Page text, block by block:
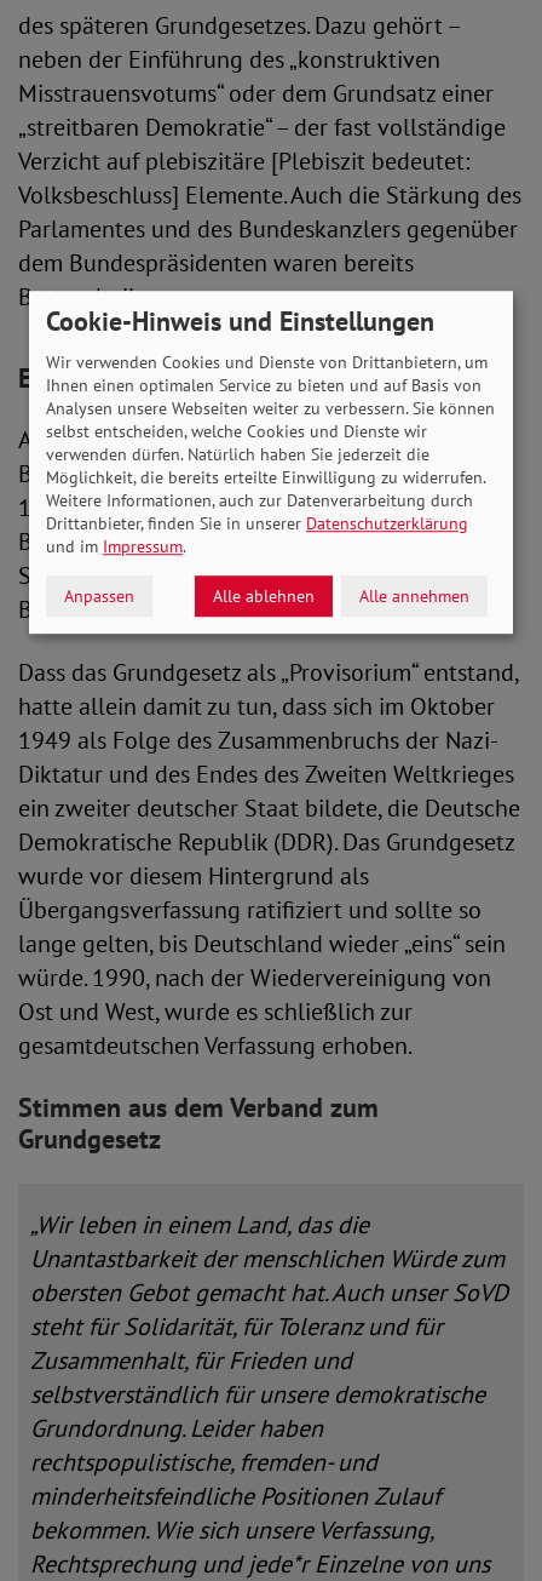
des späteren Grundgesetzes. Dazu gehört –
neben der Einführung des „konstruktiven
Misstrauensvotums“ oder dem Grundsatz einer
„streitbaren Demokratie“ – der fast vollständige
Verzicht auf plebiszitäre [Plebiszit bedeutet:
Volksbeschluss] Elemente. Auch die Stärkung des
Parlamentes und des Bundeskanzlers gegenüber
dem Bundespräsidenten waren bereits
Bestandteile.
Ein "Provisorium" wird 75
Auf dieser Grundlage wählt die erste
Bundesversammlung ein gutes Jahr später, am
12. September 1949, Theodor Heuss zum ersten
Bundespräsidenten; der Bundestag am 15.
September Konrad Adenauer zum ersten
Bundeskanzler.
Dass das Grundgesetz als „Provisorium“ entstand,
hatte allein damit zu tun, dass sich im Oktober
1949 als Folge des Zusammenbruchs der Nazi-
Diktatur und des Endes des Zweiten Weltkrieges
ein zweiter deutscher Staat bildete, die Deutsche
Demokratische Republik (DDR). Das Grundgesetz
wurde vor diesem Hintergrund als
Übergangsverfassung ratifiziert und sollte so
lange gelten, bis Deutschland wieder „eins“ sein
würde. 1990, nach der Wiedervereinigung von
Ost und West, wurde es schließlich zur
gesamtdeutschen Verfassung erhoben.
Stimmen aus dem Verband zum
Grundgesetz
„Wir leben in einem Land, das die
Unantastbarkeit der menschlichen Würde zum
obersten Gebot gemacht hat. Auch unser SoVD
steht für Solidarität, für Toleranz und für
Zusammenhalt, für Frieden und
selbstverständlich für unsere demokratische
Grundordnung. Leider haben
rechtspopulistische, fremden- und
minderheitsfeindliche Positionen Zulauf
bekommen. Wie sich unsere Verfassung,
Rechtsprechung und jede*r Einzelne von uns
Cookie-Hinweis und Einstellungen
Wir verwenden Cookies und Dienste von Drittanbietern, um
Ihnen einen optimalen Service zu bieten und auf Basis von
Analysen unsere Webseiten weiter zu verbessern. Sie können
selbst entscheiden, welche Cookies und Dienste wir
verwenden dürfen. Natürlich haben Sie jederzeit die
Möglichkeit, die bereits erteilte Einwilligung zu widerrufen.
Weitere Informationen, auch zur Datenverarbeitung durch
Drittanbieter, finden Sie in unserer Datenschutzerklärung
und im Impressum.
Anpassen Alle ablehnen Alle annehmen